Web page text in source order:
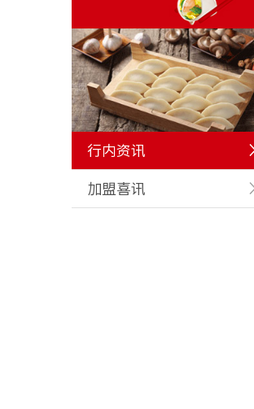
行内资讯
加盟喜讯